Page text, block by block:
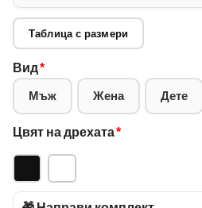
Таблица с размери
Вид*
Мъж Жена Дете
Цвят на дрехата*